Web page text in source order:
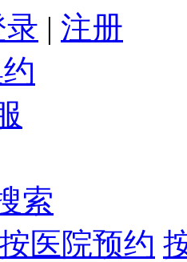
录 | 注册
索
按医院预约